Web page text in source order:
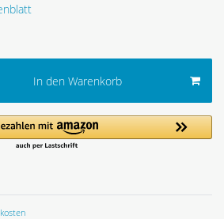
In den Warenkorb